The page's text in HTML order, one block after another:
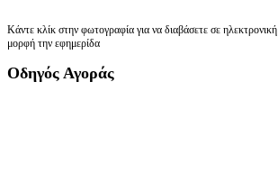
Κάντε κλίκ στην φωτογραφία για να διαβάσετε σε ηλεκτρονική
μορφή την εφημερίδα
Οδηγός Αγοράς